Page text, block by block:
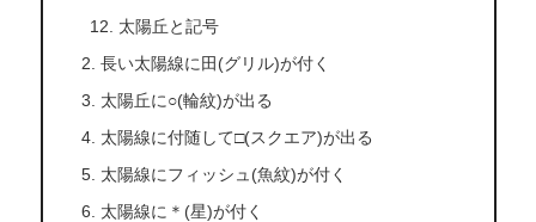
太陽丘と記号
長い太陽線に田(グリル)が付く
太陽丘に○(輪紋)が出る
太陽線に付随して□(スクエア)が出る
太陽線にフィッシュ(魚紋)が付く
太陽線に＊(星)が付く